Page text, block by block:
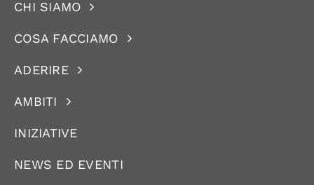
CHI SIAMO
COSA FACCIAMO
ADERIRE
AMBITI
INIZIATIVE
NEWS ED EVENTI